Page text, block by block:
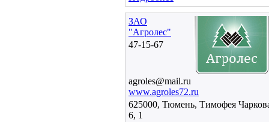
ЗАО
"Агролес"
47-15-67
agroles@mail.ru
www.agroles72.ru
625000, Тюмень, Тимофея
6, 1